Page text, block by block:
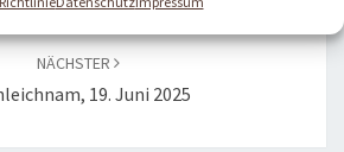
NÄCHSTER
19. Juni 2025